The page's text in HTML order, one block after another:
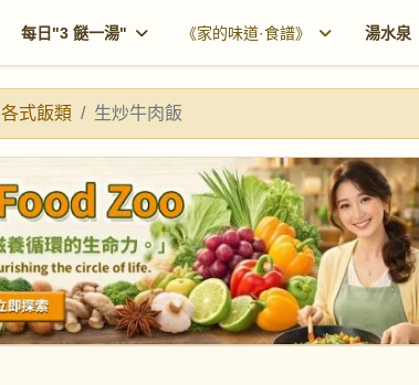
每日"3 餸一湯" 《家的味道·食譜》 湯水泉
各式飯類 生炒牛肉飯